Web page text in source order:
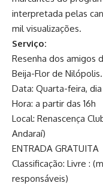
interpretada pelas
mil visualizações.
Serviço:
Resenha dos amigos
Beija-Flor de Nilópolis.
Data: Quarta-feira,
Hora: a partir das 16h
Local: Renascença
Andaraí)
ENTRADA GRATUITA
Classificação: Livre :
responsáveis)